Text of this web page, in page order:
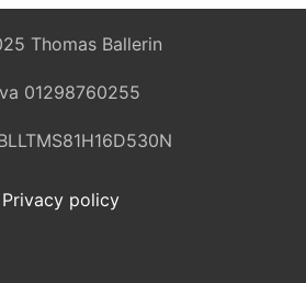
Thomas Ballerin
01298760255
Privacy policy